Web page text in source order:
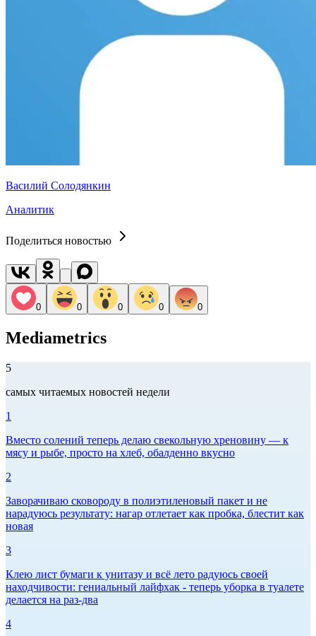
Василий Солодянкин
Аналитик
Поделиться новостью
0 0 0 0 0
Mediametrics
5
самых читаемых новостей недели
1
Вместо солений теперь делаю свекольную хреновину — к
мясу и рыбе, просто на хлеб, обалденно вкусно
2
Заворачиваю сковороду в полиэтиленовый пакет и не
нарадуюсь результату: нагар отлетает как пробка, блестит как
новая
3
Клею лист бумаги к унитазу и всё лето радуюсь своей
находчивости: гениальный лайфхак - теперь уборка в туалете
делается на раз-два
4